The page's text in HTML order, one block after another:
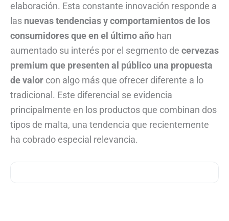
elaboración. Esta constante innovación responde a
las nuevas tendencias y comportamientos de los
consumidores que en el último año han
aumentado su interés por el segmento de cervezas
premium que presenten al público una propuesta
de valor con algo más que ofrecer diferente a lo
tradicional. Este diferencial se evidencia
principalmente en los productos que combinan dos
tipos de malta, una tendencia que recientemente
ha cobrado especial relevancia.